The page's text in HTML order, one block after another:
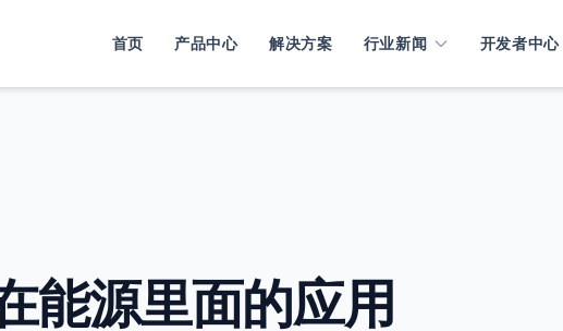
首页 产品中心 解决方案 行业新闻 开发者中心
能源里面的应用